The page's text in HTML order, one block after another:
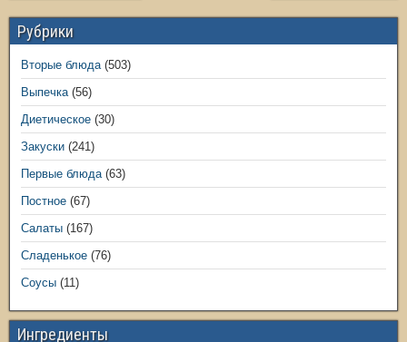
Рубрики
Вторые блюда(503)
Выпечка(56)
Диетическое (30)
Закуски (241)
Первые блюда(63)
Постное (67)
Салаты (167)
Сладенькое (76)
Соусы (11)
Ингредиенты